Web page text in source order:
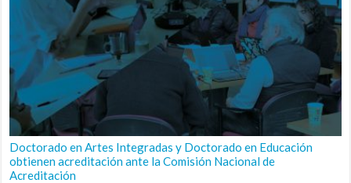
Doctorado en Artes Integradas y Doctorado en Educación
obtienen acreditación ante la Comisión Nacional de
Acreditación